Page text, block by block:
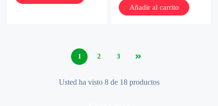
Añadir al carrito
1 2 3
Usted ha visto 8 de 18 productos